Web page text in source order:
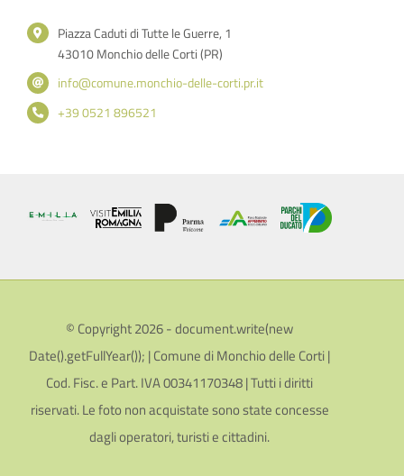
Piazza Caduti di Tutte le Guerre, 1
43010 Monchio delle Corti (PR)
info@comune.monchio-delle-corti.pr.it
+39 0521 896521
© Copyright 2026 - document.write(new
Date().getFullYear()); | Comune di Monchio delle Corti |
Cod. Fisc. e Part. IVA 00341170348 | Tutti i diritti
riservati. Le foto non acquistate sono state concesse
dagli operatori, turisti e cittadini.